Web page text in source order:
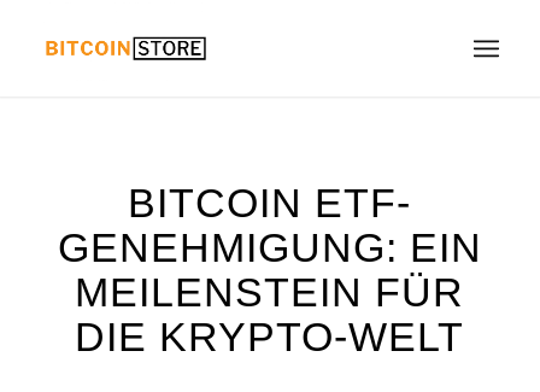
BITCOIN ETF-
GENEHMIGUNG: EIN
MEILENSTEIN FÜR
DIE KRYPTO-WELT